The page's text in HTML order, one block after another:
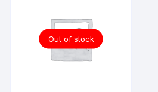
Out of stock